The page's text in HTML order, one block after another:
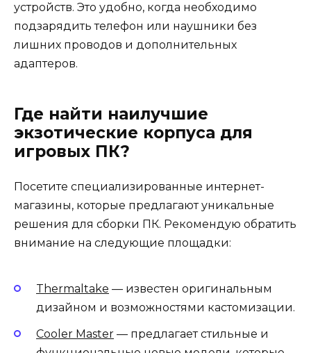
устройств. Это удобно, когда необходимо
подзарядить телефон или наушники без
лишних проводов и дополнительных
адаптеров.
Где найти наилучшие
экзотические корпуса для
игровых ПК?
Посетите специализированные интернет-
магазины, которые предлагают уникальные
решения для сборки ПК. Рекомендую обратить
внимание на следующие площадки:
Thermaltake — известен оригинальным
дизайном и возможностями кастомизации.
Cooler Master — предлагает стильные и